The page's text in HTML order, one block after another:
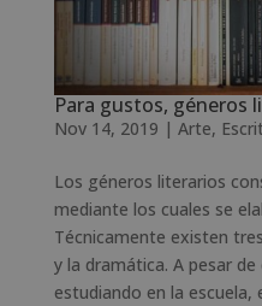
Para gustos, géneros
Nov 14, 2019 | Arte,
Los géneros literarios
mediante los cuales se
Técnicamente existen
y la dramática. A pesar
estudiando en la escuela,